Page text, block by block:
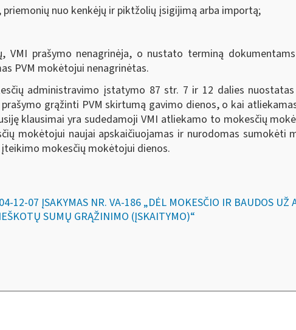
nuo kenkėjų ir piktžolių įsigijimą arba importą;
VMI prašymo nenagrinėja, o nustato terminą
PVM mokėtojui nenagrinėtas.
administravimo įstatymo 87 str. 7 ir 12 dalies
grąžinti PVM skirtumą gavimo dienos, o kai
klausimai yra sudedamoji VMI atliekamo to mokesčių
mokėtojui naujai apskaičiuojamas ir nurodomas sumokėti
mokesčių mokėtojui dienos.
12-07 ĮSAKYMAS NR. VA-186 „DĖL MOKESČIO IR BAUDOS
SUMŲ GRĄŽINIMO (ĮSKAITYMO)“